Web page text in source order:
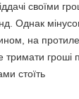
своїми
Однак
на
гроші
стоїть